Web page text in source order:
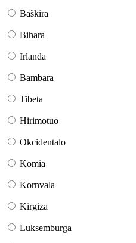
Baŝkira
Bihara
Irlanda
Bambara
Tibeta
Hirimotuo
Okcidentalo
Komia
Kornvala
Kirgiza
Luksemburga